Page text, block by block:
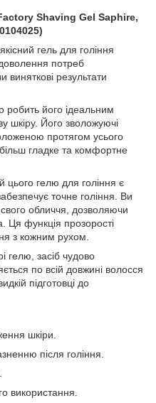
Shaving Gel Saphire,
гель для гоління
потреб
виняткові результати
робить його ідеальним
шкіру. Його зволожуючі
протягом усього
гладке та комфортне
цього гелю для гоління є
точне гоління. Ви
обличчя, дозволяючи
Ця функція прозорості
з кожним рухом.
гелю, засіб чудово
по всій довжині волосся
підготовці до
шкіри.
після гоління.
використання.